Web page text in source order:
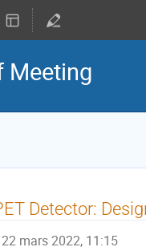
Meeting
Detector:
22 mars 2022, 11:15